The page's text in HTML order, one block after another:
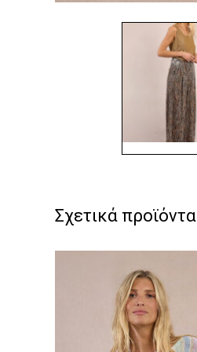
Σχετικά προϊόντα